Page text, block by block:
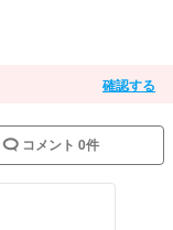
確認する
コメント 0件